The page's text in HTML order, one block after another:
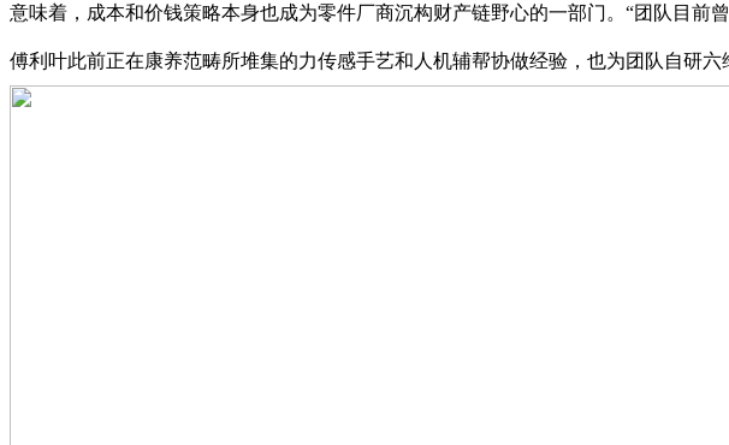
意味着，成本和价钱策略本身也成为零件厂商沉构财产链野心的一部门。“团队目前
傅利叶此前正在康养范畴所堆集的力传感手艺和人机辅帮协做经验，也为团队自研六